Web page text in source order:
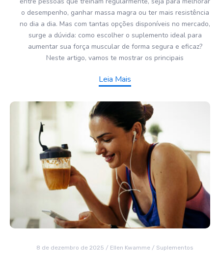
o desempenho, ganhar massa magra ou ter mais resistência
no dia a dia. Mas com tantas opções disponíveis no mercado,
surge a dúvida: como escolher o suplemento ideal para
aumentar sua força muscular de forma segura e eficaz?
Neste artigo, vamos te mostrar os principais
Leia Mais
8 de dezembro de 2025 / Ellen Kwamme / Suplementos